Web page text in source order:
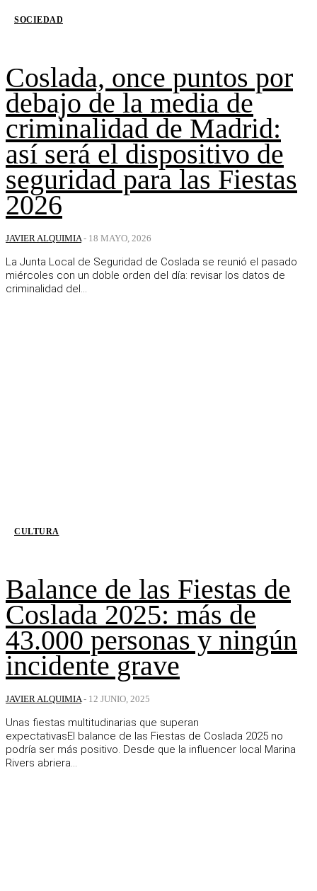
SOCIEDAD
Coslada, once puntos por
debajo de la media de
criminalidad de Madrid:
así será el dispositivo de
seguridad para las Fiestas
2026
JAVIER ALQUIMIA - 18 MAYO, 2026
La Junta Local de Seguridad de Coslada se reunió el pasado
miércoles con un doble orden del día: revisar los datos de
criminalidad del...
CULTURA
Balance de las Fiestas de
Coslada 2025: más de
43.000 personas y ningún
incidente grave
JAVIER ALQUIMIA - 12 JUNIO, 2025
Unas fiestas multitudinarias que superan
expectativasEl balance de las Fiestas de Coslada 2025 no
podría ser más positivo. Desde que la influencer local Marina
Rivers abriera...